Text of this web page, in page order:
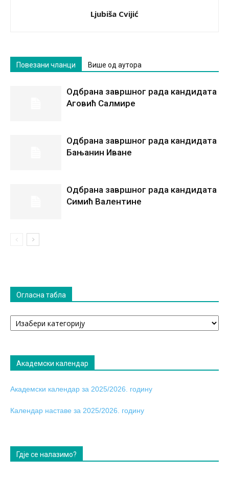
Ljubiša Cvijić
Повезани чланци Више од аутора
Одбрана завршног рада кандидата
Аговић Салмире
Одбрана завршног рада кандидата
Бањанин Иване
Одбрана завршног рада кандидата
Симић Валентине
Огласна табла
Огласна
табла
Академски календар
Академски календар за 2025/2026. годину
Календар наставе за 2025/2026. годину
Гдје се налазимо?